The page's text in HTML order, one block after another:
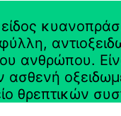
ανθρώπου.
ασθενή
θρεπτικών